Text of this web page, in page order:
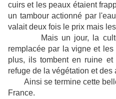
cuirs et les peaux étaient
un tambour actionné par
valait deux fois le prix mais
Mais un jour, la
remplacée par la vigne et
plus, ils tombent en ruine
refuge de la végétation et des
Ainsi se termine cette
France.